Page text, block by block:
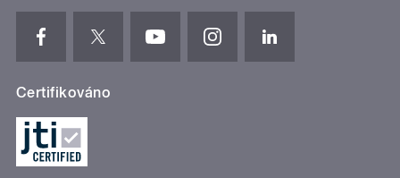
Certifikováno